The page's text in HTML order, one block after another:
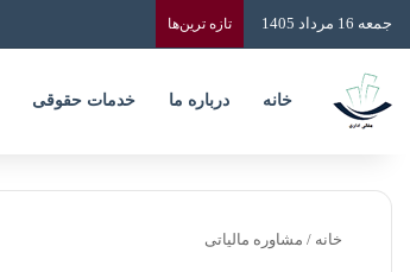
جمعه 16 مرداد 1405 تازه‌ ترین‌ها
خانه درباره ما خدمات حقوقی
خانه / مشاوره مالیاتی